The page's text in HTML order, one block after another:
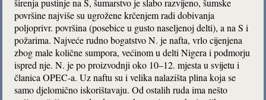
širenja pustinje na S, šumarstvo je slabo razvijeno, šumske
površine najviše su ugrožene krčenjem radi dobivanja
poljoprivr. površina (posebice u gusto naseljenoj delti), a na S i
požarima. Najveće rudno bogatstvo N. je nafta, vrlo cijenjena
zbog male količne sumpora, većinom u delti Nigera i podmorju
ispred nje. N. je po proizvodnji oko 10–12. mjesta u svijetu i
članica OPEC-a. Uz naftu su i velika nalazišta plina koja se
samo djelomično iskorištavaju. Od ostalih ruda ima nešto